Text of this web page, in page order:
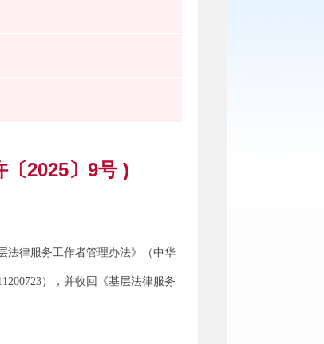
2025〕9号 )
法律服务工作者管理办法》（中华
），并收回《基层法律服务